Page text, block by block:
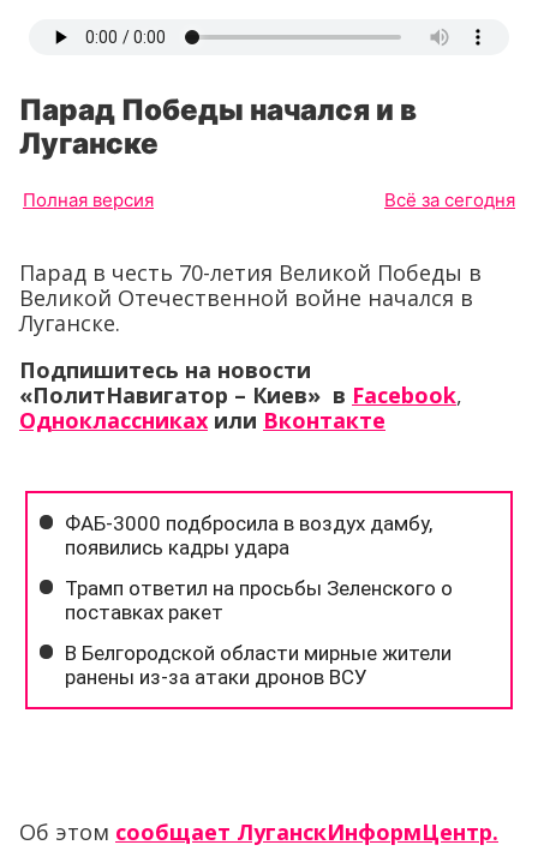
Парад Победы начался и в
Луганске
Полная версия Всё за сегодня
Парад в честь 70-летия Великой Победы в
Великой Отечественной войне начался в
Луганске.
Подпишитесь на новости
«ПолитНавигатор – Киев» в Facebook,
Одноклассниках или Вконтакте
Об этом сообщает ЛуганскИнформЦентр.